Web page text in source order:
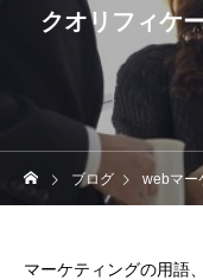
クオリフィケ
ブログ webマー
マーケティングの用語